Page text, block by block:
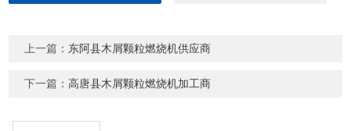
上一篇： 东阿县木屑颗粒燃烧机供应商
下一篇：高唐县木屑颗粒燃烧机加工商